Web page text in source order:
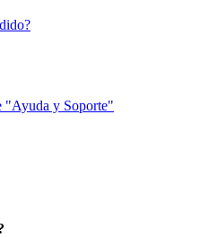
"Ayuda y Soporte"